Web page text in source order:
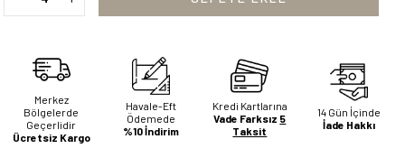
Merkez
Bölgelerde
Geçerlidir
Ücretsiz Kargo
Havale-Eft
Ödemede
%10 İndirim
Kredi Kartlarına
Vade Farksız 5
Taksit
14 Gün İçinde
İade Hakkı